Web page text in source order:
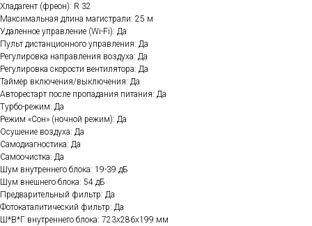
Хладагент (фреон): R 32
Максимальная длина магистрали: 25 м
Удаленное управление (Wi-Fi): Да
Пульт дистанционного управления: Да
Регулировка направления воздуха: Да
Регулировка скорости вентилятора: Да
Таймер включения/выключения: Да
Авторестарт после пропадания питания: Да
Турбо-режим: Да
Режим «Сон» (ночной режим): Да
Осушение воздуха: Да
Самодиагностика: Да
Самоочистка: Да
Шум внутреннего блока: 19-39 дБ
Шум внешнего блока: 54 дБ
Предварительный фильтр: Да
Фотокаталитический фильтр: Да
Ш*В*Г внутреннего блока: 723х286х199 мм